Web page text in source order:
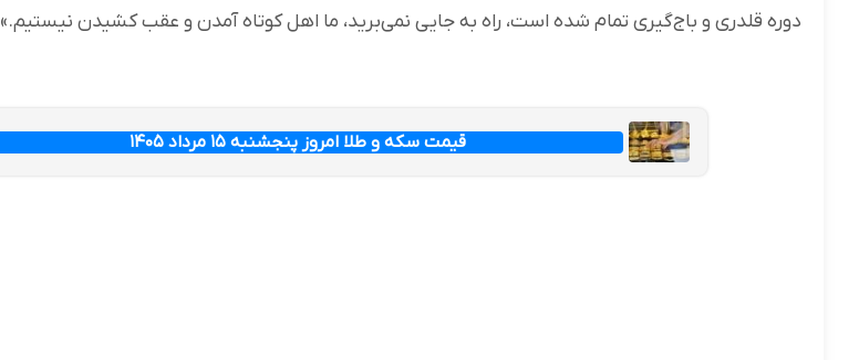
دوره قلدری و باج‌گیری تمام شده است، راه به جایی نمی‌برید، ما اهل کوتاه آمدن و عقب کشیدن نیستیم.»
قیمت سکه و طلا امروز پنجشنبه ۱۵ مرداد ۱۴۰۵